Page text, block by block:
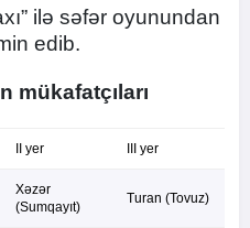
ilə səfər oyunundan
edib.
mükafatçıları
II yer III yer
Xəzər
(Sumqayıt)
Turan (Tovuz)